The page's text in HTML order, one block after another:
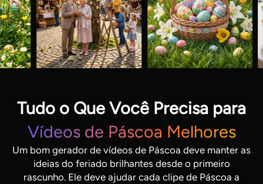
Tudo o Que Você Precisa para
Vídeos de Páscoa Melhores
Um bom gerador de vídeos de Páscoa deve manter as
ideias do feriado brilhantes desde o primeiro
rascunho. Ele deve ajudar cada clipe de Páscoa a